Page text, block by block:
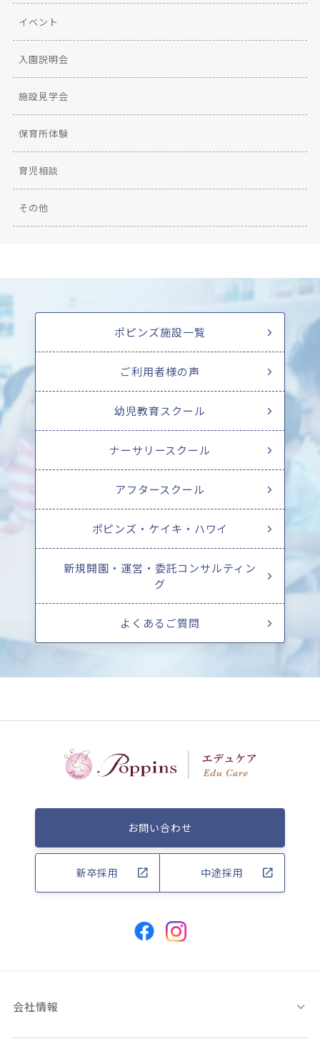
イベント
入園説明会
施設見学会
保育所体験
育児相談
その他
ポピンズ施設一覧
ご利用者様の声
幼児教育スクール
ナーサリースクール
アフタースクール
ポピンズ・ケイキ・ハワイ
新規開園・運営・委託コンサルティン
グ
よくあるご質問
お問い合わせ
新卒採用 中途採用
会社情報